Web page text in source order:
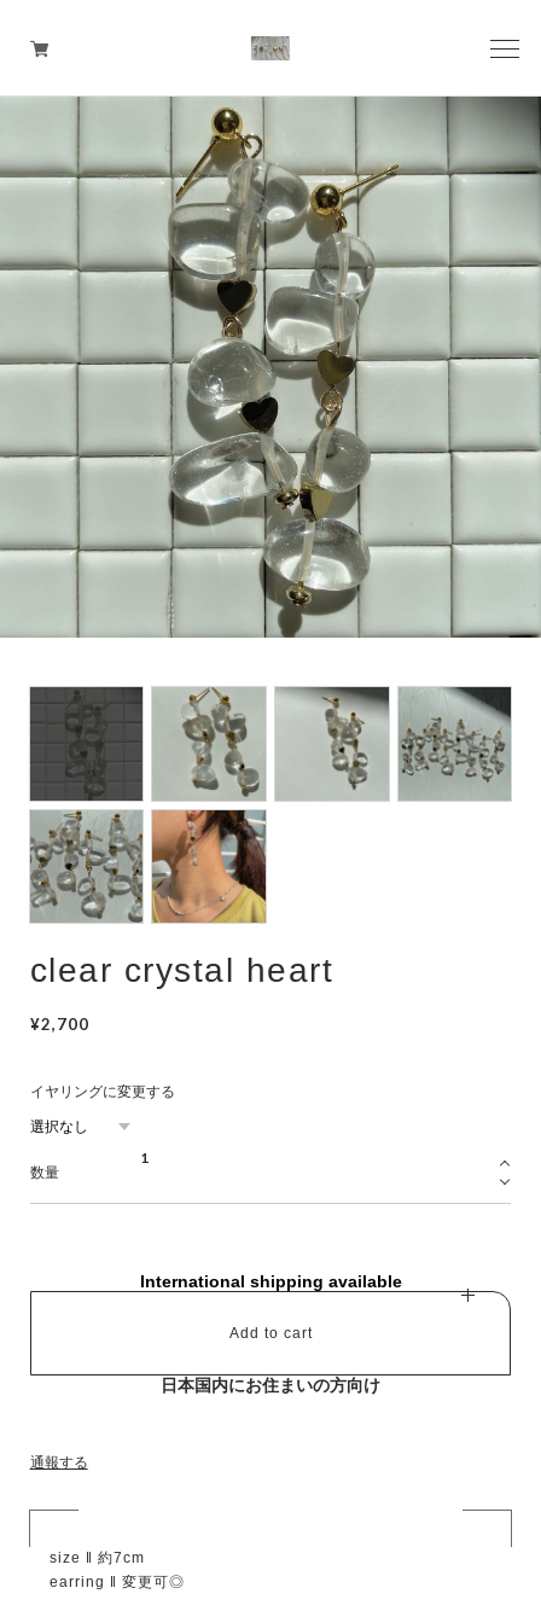
pierce
earring
ear cuff
necklace
bangle
bracelet
hair accessory
choker
clear crystal heart
¥2,700
イヤリングに変更する
数量
International shipping available
Add to cart
日本国内にお住まいの方向け
通報する
size ‖ 約7cm
earring ‖ 変更可◎